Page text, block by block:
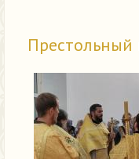
Престольный